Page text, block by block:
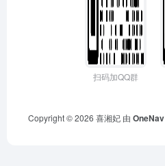
扫码加QQ群
Copyright © 2026 喜湘妃 由 OneNav